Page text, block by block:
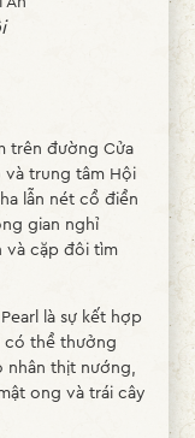
trên đường Cửa
trung tâm Hội
lẫn nét cổ điển
gian nghỉ
và cặp đôi tìm
là sự kết hợp
có thể thưởng
nhân thịt nướng,
ong và trái cây